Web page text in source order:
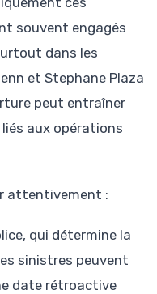
souvent engagés
dans les
et Stephane Plaza
peut entraîner
aux opérations
attentivement :
qui détermine la
sinistres peuvent
date rétroactive